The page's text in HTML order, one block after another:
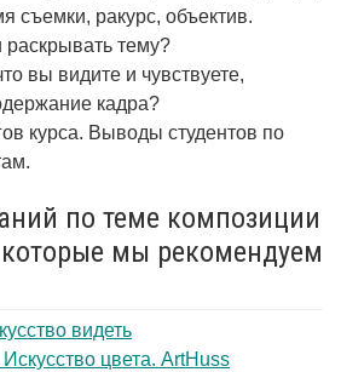
съемки, ракурс, объектив.
тему?
вы видите и чувствуете,
кадра?
курса. Выводы студентов по
по теме композиции
мы рекомендуем
видеть
цвета. ArtHuss